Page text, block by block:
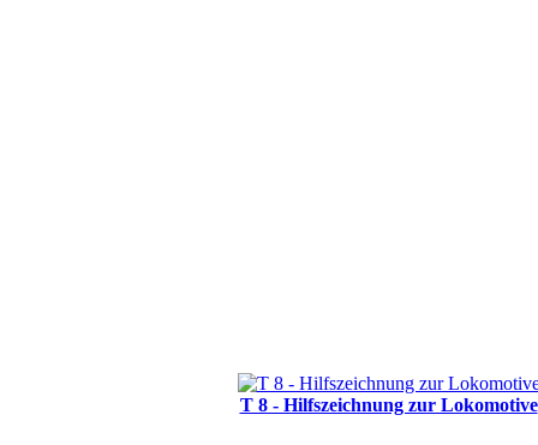
T 8 - Hilfszeichnung zur Lokomotive